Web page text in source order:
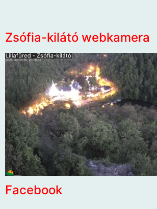
Zsófia-kilátó webkamera
Facebook